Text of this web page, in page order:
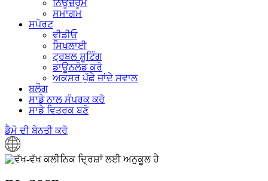
ਨਿਊਜ਼ਰੂਮ
ਸਮਾਗਮ
ਸਪੋਰਟ
ਵੀਡੀਓ
ਸਿਖਲਾਈ
ਟ੍ਰਬਲ ਸ਼ੂਟਿੰਗ
ਡਾਊਨਲੋਡ ਕਰੋ
ਅਕਸਰ ਪੁੱਛੇ ਜਾਂਦੇ ਸਵਾਲ
ਬਲੌਗ
ਸਾਡੇ ਨਾਲ ਸੰਪਰਕ ਕਰੋ
ਸਾਡੇ ਵਿਤਰਕ ਬਣੋ
ਡੈਮੋ ਦੀ ਬੇਨਤੀ ਕਰੋ